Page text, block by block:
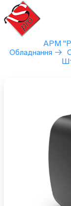
Перейти
вмісту
АРМ
Обладнання →